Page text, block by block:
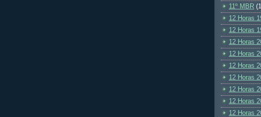
11º MBR
12 Horas
12 Horas
12 Horas
12 Horas
12 Horas
12 Horas
12 Horas
12 Horas
12 Horas